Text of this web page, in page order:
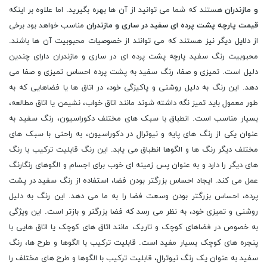
و مازندرانهستند که شما می توانید از آن ها بهره بگیرید. اما علاوه بر اینکه
قیمت پارچه پشت پرده ای سفید در ساری و مازندران مناسب خواهد بود برخی
از دلایل دیگر نیز هستند که می توانند از خصوصیات محبوبیت آن ها باشند.
محبوبیت رنگ سفید پارچه پشت پرده ای در ساری و مازندران دارای چندین
دلیل است. تمیزی و صفا، رنگ سفید به پشت پرده احساس تمیزی و صفا می
دهد. این رنگ به دلیل روشنی و پاکیزگی خود، در اتاق ها یا فضاهایی که به
طور معمول باید تمیز نگه داشته شوند مانند اتاق خواب، نشیمن یا اتاق مطالعه،
بسیار مناسب است. انطباق با سبک های مختلف دکوراسیون، رنگ سفید به
عنوان یکی از رنگ های پایه و نیوترال در دکوراسیون، به راحتی با سبک های
مختلف دیگر رنگ ها و الگوها انطباق می یابد. این رنگ قابلیت ترکیب با رنگ
های دیگر را دارد و به عنوان پس زمینه ای خوب برای اجسام و الگوهای رنگارنگ
عمل می کند. ایجاد احساس بزرگتر بودن فضا، استفاده از رنگ سفید در پشت
پرده، احساس بزرگتر بودن وسعت فضا را به ما می دهد. این رنگ به دلیل
روشنی و تمیزی خود، به نظر می رسد که فضا بزرگتر و بازتر است. این ویژگی
به خصوص در فضاهای کوچک و تاریک مانند اتاق های کوچک یا اتاق هایی با
پنجره های کوچک بسیار مفید است. قابلیت ترکیب با الگوها و طرح ها، رنگ
سفید به عنوان یک رنگ نیوترال، قابلیت ترکیب با الگوها و طرح های مختلف را